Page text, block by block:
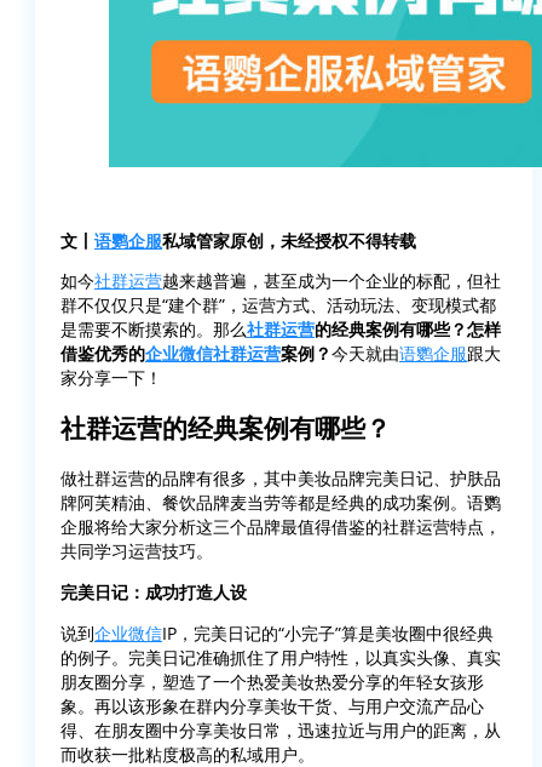
文丨 语鹦企服私域管家原创，未经授权不得转载
如今社群运营越来越普遍，甚至成为一个企业的标配，但社
群不仅仅只是“建个群”，运营方式、活动玩法、变现模式都
是需要不断摸索的。那么社群运营的经典案例有哪些？怎样
借鉴优秀的企业微信社群运营案例？今天就由语鹦企服跟大
家分享一下！
社群运营的经典案例有哪些？
做社群运营的品牌有很多，其中美妆品牌完美日记、护肤品
牌阿芙精油、餐饮品牌麦当劳等都是经典的成功案例。语鹦
企服将给大家分析这三个品牌最值得借鉴的社群运营特点，
共同学习运营技巧。
完美日记：成功打造人设
说到企业微信IP，完美日记的“小完子”算是美妆圈中很经典
的例子。完美日记准确抓住了用户特性，以真实头像、真实
朋友圈分享，塑造了一个热爱美妆热爱分享的年轻女孩形
象。再以该形象在群内分享美妆干货、与用户交流产品心
得、在朋友圈中分享美妆日常，迅速拉近与用户的距离，从
而收获一批粘度极高的私域用户。